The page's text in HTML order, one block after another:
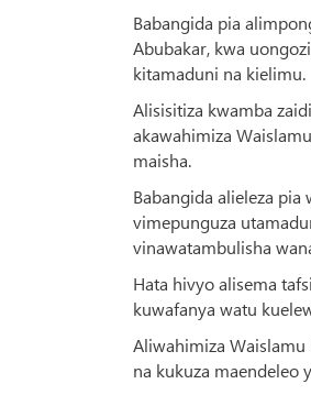
Babangida pia
Abubakar, kwa
kitamaduni na kielimu.
Alisisitiza kwamba
akawahimiza
maisha.
Babangida alieleza
vimepunguza
vinawatambulisha
Hata hivyo alisema
kuwafanya watu
Aliwahimiza
na kukuza maendeleo